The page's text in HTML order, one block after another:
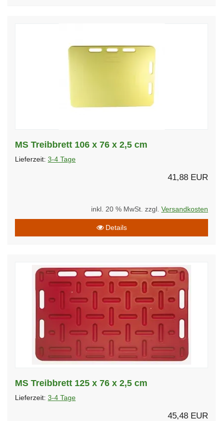
MS Treibbrett 106 x 76 x 2,5 cm
Lieferzeit: 3-4 Tage
41,88 EUR
inkl. 20 % MwSt. zzgl. Versandkosten
Details
MS Treibbrett 125 x 76 x 2,5 cm
Lieferzeit: 3-4 Tage
45,48 EUR